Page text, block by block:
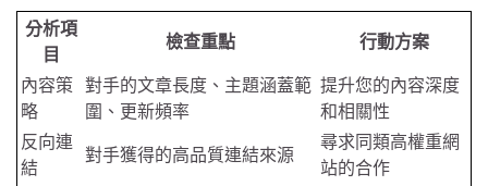
分析項
目
檢查重點
行動方案
內容策
略
對手的文章長度、主題涵蓋範
圍、更新頻率
提升您的內容深度
和相關性
反向連
結
對手獲得的高品質連結來源
尋求同類高權重網
站的合作